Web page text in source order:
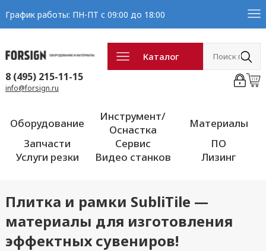
График работы: ПН-ПТ с 09:00 до 18:00
Каталог
8 (495) 215-11-15
info@forsign.ru
Оборудование
Инструмент/
Оснастка
Материалы
Запчасти
Сервис
ПО
Услуги резки
Видео станков Лизинг
Плитка и рамки SubliTile —
материалы для изготовления
эффектных сувениров!